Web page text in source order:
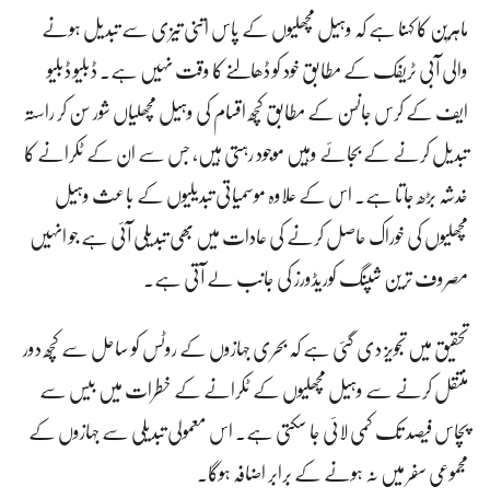
ماہرین کا کہنا ہے کہ وہیل مچھلیوں کے پاس اتنی تیزی سے تبدیل ہونے
والی آبی ٹریفک کے مطابق خود کو ڈھالنے کا وقت نہیں ہے۔ ڈبلیو ڈبلیو
ایف کے کرس جانسن کے مطابق کچھ اقسام کی وہیل مچھلیاں شور سن کر راستہ
تبدیل کرنے کے بجائے وہیں موجود رہتی ہیں، جس سے ان کے ٹکرانے کا
خدشہ بڑھ جاتا ہے۔ اس کے علاوہ موسمیاتی تبدیلیوں کے باعث وہیل
مچھلیوں کی خوراک حاصل کرنے کی عادات میں بھی تبدیلی آئی ہے جو انہیں
مصروف ترین شپنگ کوریڈورز کی جانب لے آتی ہے۔
تحقیق میں تجویز دی گئی ہے کہ بحری جہازوں کے روٹس کو ساحل سے کچھ دور
منتقل کرنے سے وہیل مچھلیوں کے ٹکرانے کے خطرات میں بیس سے
پچاس فیصد تک کمی لائی جا سکتی ہے۔ اس معمولی تبدیلی سے جہازوں کے
مجموعی سفر میں نہ ہونے کے برابر اضافہ ہوگا۔